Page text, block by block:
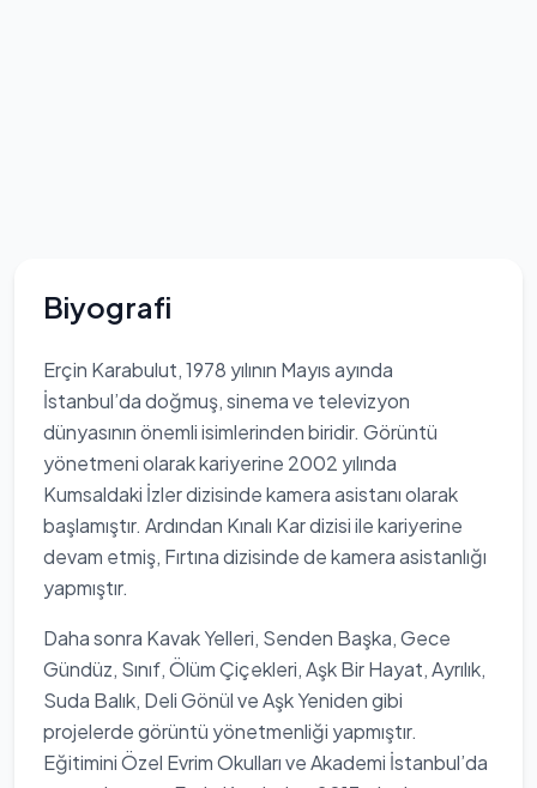
Biyografi
Erçin Karabulut, 1978 yılının Mayıs ayında
İstanbul’da doğmuş, sinema ve televizyon
dünyasının önemli isimlerinden biridir. Görüntü
yönetmeni olarak kariyerine 2002 yılında
Kumsaldaki İzler dizisinde kamera asistanı olarak
başlamıştır. Ardından Kınalı Kar dizisi ile kariyerine
devam etmiş, Fırtına dizisinde de kamera asistanlığı
yapmıştır.
Daha sonra Kavak Yelleri, Senden Başka, Gece
Gündüz, Sınıf, Ölüm Çiçekleri, Aşk Bir Hayat, Ayrılık,
Suda Balık, Deli Gönül ve Aşk Yeniden gibi
projelerde görüntü yönetmenliği yapmıştır.
Eğitimini Özel Evrim Okulları ve Akademi İstanbul’da